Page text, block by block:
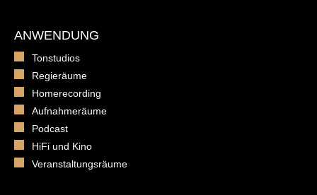
ANWENDUNG
Tonstudios
Regieräume
Homerecording
Aufnahmeräume
Podcast
HiFi und Kino
Veranstaltungsräume